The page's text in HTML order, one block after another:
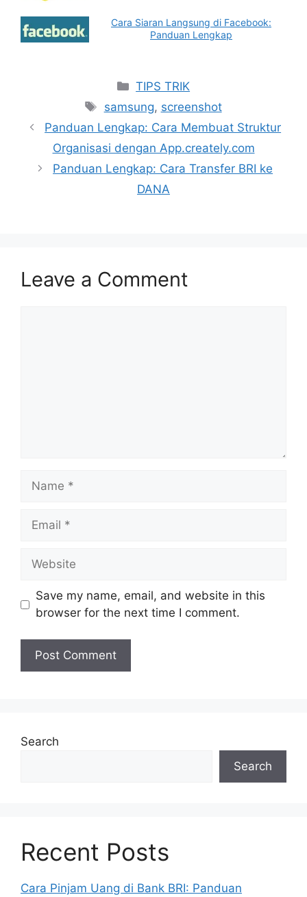
Cara Siaran Langsung di Facebook:
Panduan Lengkap
Categories
TIPS TRIK
Tags
samsung, screenshot
Panduan Lengkap: Cara Membuat Struktur
Organisasi dengan App.creately.com
Panduan Lengkap: Cara Transfer BRI ke
DANA
Leave a Comment
Name
Email
Website
Save my name, email, and website in this
browser for the next time I comment.
Search
Search
Recent Posts
Cara Pinjam Uang di Bank BRI: Panduan